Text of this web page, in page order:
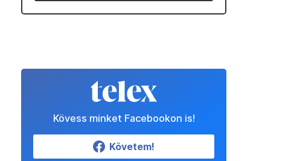
Kövess minket Facebookon is!
Követem!